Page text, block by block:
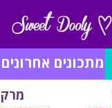
מתכונים אחרונים